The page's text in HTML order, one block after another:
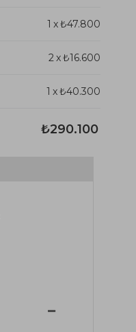
1 x₺47.800
2 x₺16.600
1 x₺40.300
₺290.100